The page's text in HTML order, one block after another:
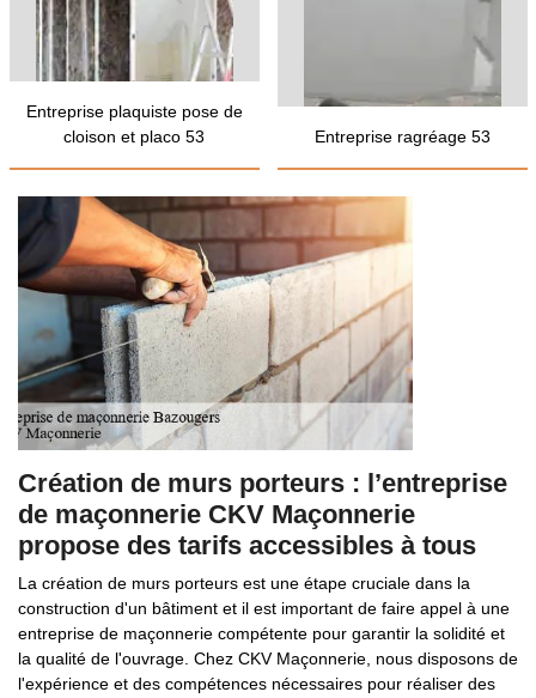
Entreprise plaquiste pose de
cloison et placo 53
Entreprise ragréage 53
Création de murs porteurs : l’entreprise
de maçonnerie CKV Maçonnerie
propose des tarifs accessibles à tous
La création de murs porteurs est une étape cruciale dans la
construction d'un bâtiment et il est important de faire appel à une
entreprise de maçonnerie compétente pour garantir la solidité et
la qualité de l'ouvrage. Chez CKV Maçonnerie, nous disposons de
l'expérience et des compétences nécessaires pour réaliser des